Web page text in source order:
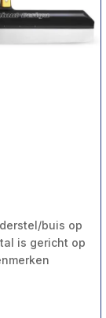
buis op
is gericht op